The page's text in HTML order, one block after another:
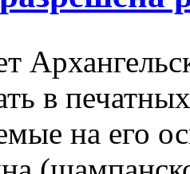
в
на его